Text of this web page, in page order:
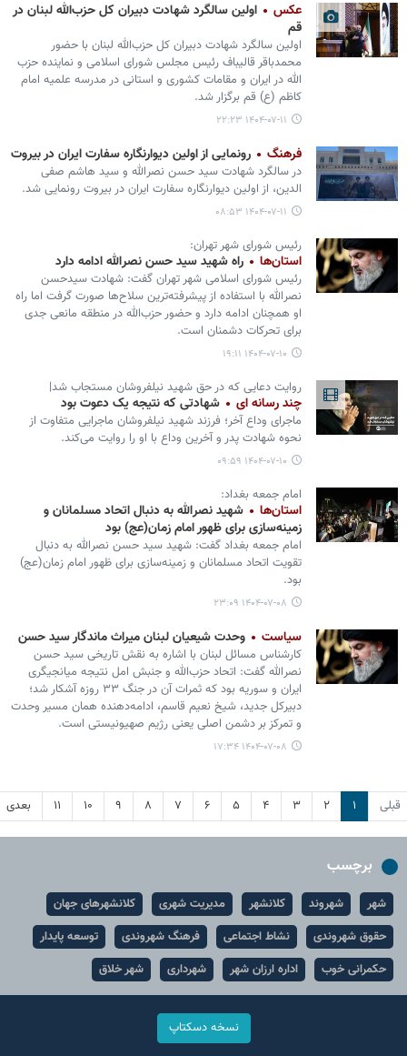
عکس
اولین سالگرد شهادت دبیران کل حزب‌الله لبنان در
قم
اولین سالگرد شهادت دبیران کل حزب‌الله لبنان با حضور
محمدباقر قالیباف رئیس مجلس شورای اسلامی و نماینده حزب
الله در ایران و مقامات کشوری و استانی در مدرسه علمیه امام
کاظم (ع) قم برگزار شد.
۱۴۰۴-۰۷-۱۱ ۲۲:۲۳
فرهنگ رونمایی از اولین دیوارنگاره سفارت ایران در بیروت
در سالگرد شهادت سید حسن نصرالله و سید هاشم صفی
الدین، از اولین دیوارنگاره سفارت ایران در بیروت رونمایی شد.
۱۴۰۴-۰۷-۱۱ ۰۸:۵۳
رئیس شورای شهر تهران:
استان‌ها راه شهید سید حسن نصرالله ادامه دارد
رئیس شورای اسلامی شهر تهران گفت: شهادت سیدحسن
نصرالله با استفاده از پیشرفته‌ترین سلاح‌ها صورت گرفت اما راه
او همچنان ادامه دارد و حضور حزب‌الله در منطقه مانعی جدی
برای تحرکات دشمنان است.
۱۴۰۴-۰۷-۱۰ ۱۹:۱۱
روایت دعایی که در حق شهید نیلفروشان مستجاب شد|
چند رسانه ای شهادتی که نتیجه یک دعوت بود
ماجرای وداع آخر؛ فرزند شهید نیلفروشان ماجرایی متفاوت از
نحوه شهادت پدر و آخرین وداع با او را روایت می‌کند.
۱۴۰۴-۰۷-۱۰ ۰۹:۵۹
امام جمعه بغداد:
استان‌ها
شهید نصرالله به دنبال اتحاد مسلمانان و
زمینه‌سازی برای ظهور امام زمان(عج) بود
امام جمعه بغداد گفت: شهید سید حسن نصرالله به دنبال
تقویت اتحاد مسلمانان و زمینه‌سازی برای ظهور امام زمان(عج)
بود.
۱۴۰۴-۰۷-۰۸ ۲۳:۰۹
سیاست وحدت شیعیان لبنان میراث ماندگار سید حسن
کارشناس مسائل لبنان با اشاره به نقش تاریخی سید حسن
نصرالله گفت: اتحاد حزب‌الله و جنبش امل نتیجه میانجیگری
ایران و سوریه بود که ثمرات آن در جنگ ۳۳ روزه آشکار شد؛
دبیرکل جدید، شیخ نعیم قاسم، ادامه‌دهنده همان مسیر وحدت
و تمرکز بر دشمن اصلی یعنی رژیم صهیونیستی است.
۱۴۰۴-۰۷-۰۸ ۱۷:۳۴
قبلی ۱ ۲ ۳ ۴ ۵ ۶ ۷ ۸ ۹ ۱۰ ۱۱ بعدی
برچسب
شهر شهروند کلانشهر مدیریت شهری
کلانشهرهای جهان
حقوق شهروندی
نشاط اجتماعی فرهنگ شهروندی
توسعه پایدار
حکمرانی خوب
اداره ارزان شهر شهرداری شهر خلاق
نسخه دسکتاپ